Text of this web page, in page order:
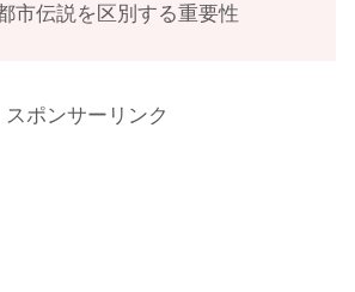
市伝説を区別する重要性
スポンサーリンク